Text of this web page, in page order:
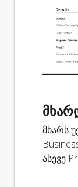
მხარს
ასევე